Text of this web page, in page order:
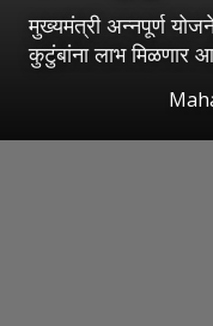
मुख्यमंत्री अन्नपूर्ण
कुटुंबांना लाभ मिळणार